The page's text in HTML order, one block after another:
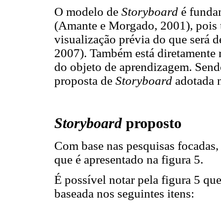
O modelo de Storyboard é
(Amante e Morgado, 2001),
visualização prévia do que será
2007). Também está
do objeto de aprendizagem.
proposta de Storyboard adotada
Storyboardproposto
Com base nas pesquisas
que é apresentado na figura 5.
É possível notar pela figura 5
baseada nos seguintes itens: